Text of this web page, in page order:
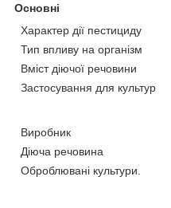
Основні
Характер дії пестициду
Тип впливу на організм
Вміст діючої речовини
Застосування для культур
Виробник
Діюча речовина
Оброблювані культури.